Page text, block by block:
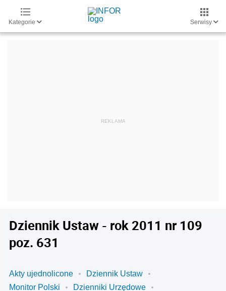
Kategorie Serwisy
Dziennik Ustaw - rok 2011 nr 109
poz. 631
Akty ujednolicone
Dziennik Ustaw
Monitor Polski
Dzienniki Urzędowe